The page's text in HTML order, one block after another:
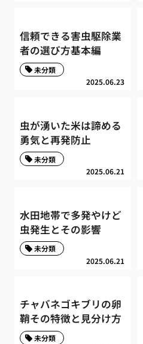
信頼できる害虫駆除業
者の選び方基本編
2025.06.23
未分類
虫が湧いた米は諦める
勇気と再発防止
2025.06.21
未分類
水田地帯で多発やけど
虫発生とその影響
2025.06.21
未分類
チャバネゴキブリの卵
鞘その特徴と見分け方
未分類